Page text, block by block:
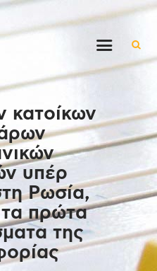
κατοίκων
υπέρ
Ρωσία,
πρώτα
της
μέρας
Links